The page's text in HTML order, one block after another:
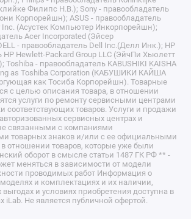
Филипс Н.В.); Sony - правообладатель
Корпорейшн); ASUS - правообладатель
Inc. (Асустек Компьютер Инкорпорейшн);
Acer Incorporated (Эйсер
- правообладатель Dell Inc.(Делл Инк.); HP
HP Hewlett-Packard Group LLC (ЭйчПи Хьюлетт
Toshiba - правообладатель KABUSHIKI KAISHA
as Toshiba Corporation (КАБУШИКИ КАЙША
как Тосиба Корпорейшн). Товарные
с целью описания товара, в отношении
услуги по ремонту сервисными центрами
соответствующих товаров. Услуги и продажи
сервисных центрах и
связанными с компаниями
товарных знаков и/или с ее официальными
отношении товаров, которые уже были
оборот в смысле статьи 1487 ГК РФ ** -
меняться в зависимости от модели
проводимых работ Информация о
и комплектациях и их наличии,
и условиях приобретения доступна в
iLab. Не является публичной офертой.